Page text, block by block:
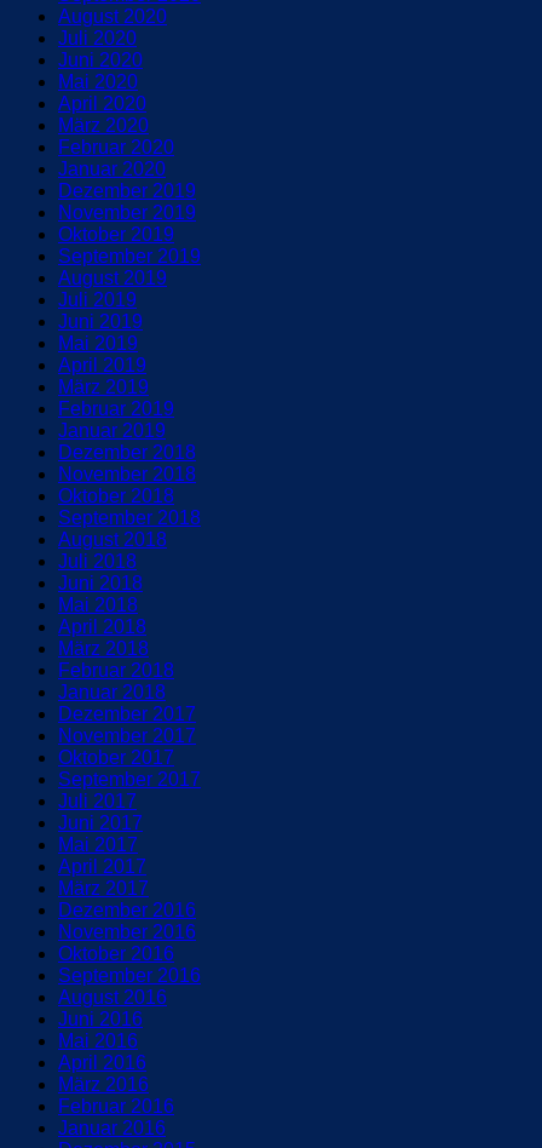
August 2020
Juli 2020
Juni 2020
Mai 2020
April 2020
März 2020
Februar 2020
Januar 2020
Dezember 2019
November 2019
Oktober 2019
September 2019
August 2019
Juli 2019
Juni 2019
Mai 2019
April 2019
März 2019
Februar 2019
Januar 2019
Dezember 2018
November 2018
Oktober 2018
September 2018
August 2018
Juli 2018
Juni 2018
Mai 2018
April 2018
März 2018
Februar 2018
Januar 2018
Dezember 2017
November 2017
Oktober 2017
September 2017
Juli 2017
Juni 2017
Mai 2017
April 2017
März 2017
Dezember 2016
November 2016
Oktober 2016
September 2016
August 2016
Juni 2016
Mai 2016
April 2016
März 2016
Februar 2016
Januar 2016